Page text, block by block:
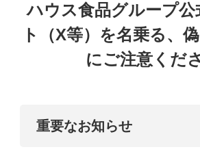
ハウス食品グループ公
ト（X等）を名乗る、
にご注意くだ
重要なお知らせ